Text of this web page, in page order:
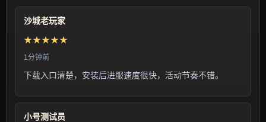
沙城老玩家
★★★★★
1分钟前
下载入口清楚，安装后进服速度很快，活动节奏不错。
小号测试员